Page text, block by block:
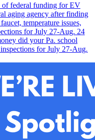
of federal funding for EV
aging agency after finding
temperature issues,
for July 27-Aug. 24
did your Pa. school
for July 27-Aug.